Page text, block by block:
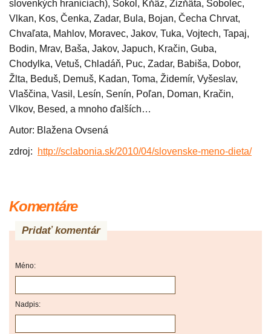
slovenkých hraniciach), Sokol, Kňäz, Žizňäta, Sobolec,
Vlkan, Kos, Čenka, Zadar, Bula, Bojan, Čecha Chrvat,
Chvaľata, Mahlov, Moravec, Jakov, Tuka, Vojtech, Tapaj,
Bodin, Mrav, Baša, Jakov, Japuch, Kračin, Guba,
Chodylka, Vetuš, Chladáň, Puc, Zadar, Babiša, Dobor,
Žlta, Beduš, Demuš, Kadan, Toma, Židemír, Vyšeslav,
Vlaščina, Vasil, Lesín, Senín, Poľan, Doman, Kračin,
Vlkov, Besed, a mnoho ďalších…
Autor: Blažena Ovsená
zdroj: http://sclabonia.sk/2010/04/slovenske-meno-dieta/
Komentáre
Pridať komentár
Méno:
Nadpis: